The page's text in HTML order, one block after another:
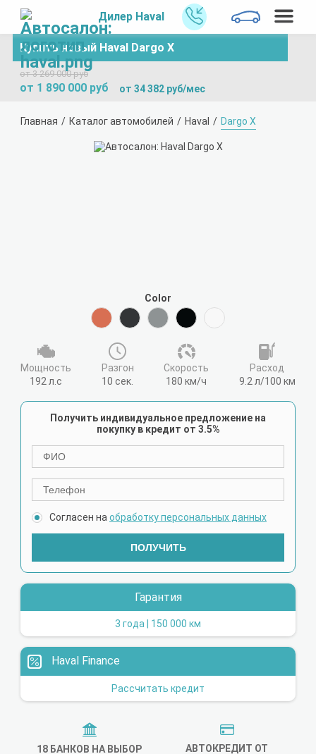
Дилер Haval
Купить новый Haval Dargo X
от 3 269 000 руб
от 1 890 000 руб от 34 382 руб/мес
Главная Каталог автомобилей Haval Dargo X
Мощность
192 л.с
Разгон
10 сек.
Cкорость
180 км/ч
Расход
9.2 л/100 км
Color
Получить индивидуальное предложение на
покупку в кредит от 3.5%
Согласен на обработку персональных данных
ПОЛУЧИТЬ
Гарантия
3 года | 150 000 км
Haval Finance
Рассчитать кредит
18 БАНКОВ НА ВЫБОР
АВТОКРЕДИТ ОТ